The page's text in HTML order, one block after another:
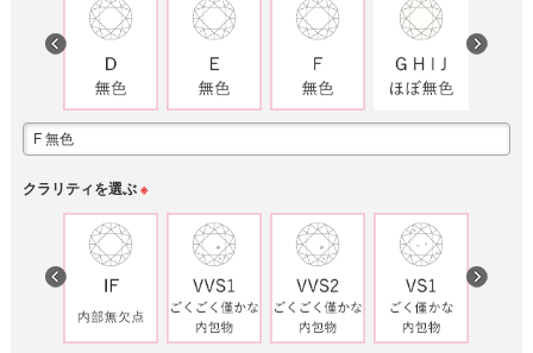
クラリティを選ぶ※